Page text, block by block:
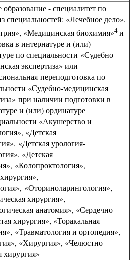
- специалитет по
специальностей: «Лечебное дело»,
«Медицинская биохимия»4и
в интернатуре и (или)
по специальности «Судебно-
экспертиза» или
переподготовка по
«Судебно-медицинская
при наличии подготовки в
и (или) ординатуре
«Акушерство и
«Детская
«Детская урология-
«Детская
«Колопроктология»,
«Оториноларингология»,
хирургия»,
анатомия», «Сердечно-
хирургия», «Торакальная
«Травматология и ортопедия»,
«Хирургия», «Челюстно-
хирургия»